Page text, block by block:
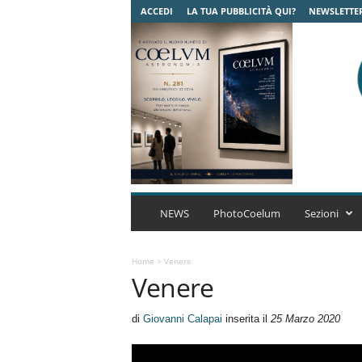
ACCEDI LA TUA PUBBLICITÀ QUI?
C
r
NEWS PhotoCoelum Sezioni
Home > Venere
Venere
di Giovanni Calapai inserita il 25 Marzo 2020